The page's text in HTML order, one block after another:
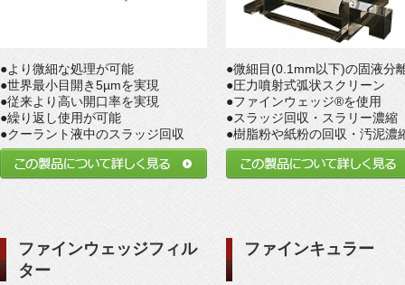
●より微細な処理が可能
●世界最小目開き5µmを実現
●従来より高い開口率を実現
●繰り返し使用が可能
●クーラント液中のスラッジ回収
●微細目(0.1mm以下)の固液分
●圧力噴射式弧状スクリーン
●ファインウェッジ®を使用
●スラッジ回収・スラリー濃縮
●樹脂粉や紙粉の回収・汚泥濃
ファインウェッジフィル
ター
ファインキュラー